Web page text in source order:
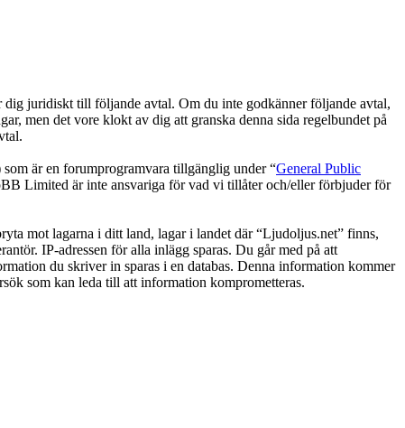
dig juridiskt till följande avtal. Om du inte godkänner följande avtal,
men det vore klokt av dig att granska denna sida regelbundet på
är en forumprogramvara tillgänglig under “General Public
Limited är inte ansvariga för vad vi tillåter och/eller förbjuder för
mot lagarna i ditt land, lagar i landet där “Ljudoljus.net” finns,
IP-adressen för alla inlägg sparas. Du går med på att
du skriver in sparas i en databas. Denna information kommer
som kan leda till att information komprometteras.